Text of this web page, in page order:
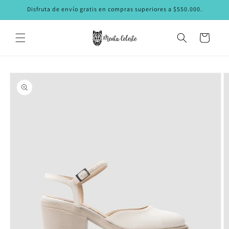
directamente
al contenido
Disfruta de envío gratis en compras superiores a $550.000.
Carrito
directamente
a la
información